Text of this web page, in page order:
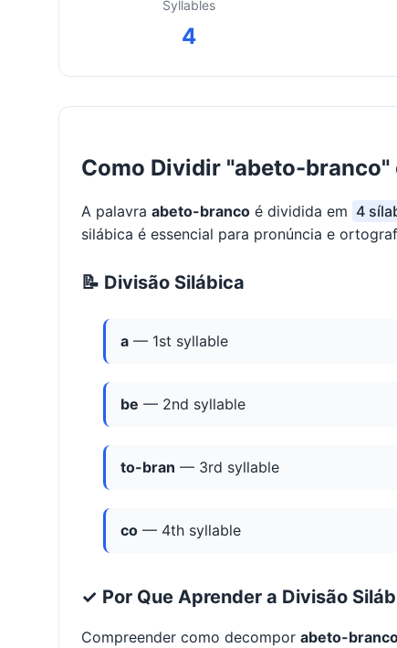
Syllables
4
Como Dividir "abeto-branco"
A palavra abeto-branco é dividida em 4
silábica é essencial para pronúncia e
📝 Divisão Silábica
a — 1st syllable
be — 2nd syllable
to-bran — 3rd syllable
co — 4th syllable
✓ Por Que Aprender a Divisão
Compreender como decompor abeto-